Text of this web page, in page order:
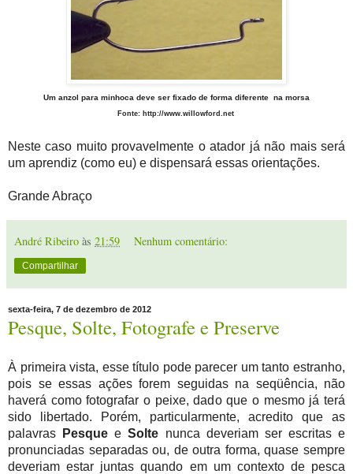
Um anzol para minhoca deve ser fixado de forma diferente na morsa
Fonte: http://www.willowford.net
Neste caso muito provavelmente o atador já não mais será
um aprendiz (como eu) e dispensará essas orientações.
Grande Abraço
André Ribeiro às 21:59 Nenhum comentário:
Compartilhar
sexta-feira, 7 de dezembro de 2012
Pesque, Solte, Fotografe e Preserve
À primeira vista, esse título pode parecer um tanto estranho,
pois se essas ações forem seguidas na seqüência, não
haverá como fotografar o peixe, dado que o mesmo já terá
sido libertado. Porém, particularmente, acredito que as
palavras
Pesque eSolte nunca deveriam ser escritase
pronunciadas separadasou, de outra forma, quase sempre
deveriam estar juntas quando em um contexto de pesca